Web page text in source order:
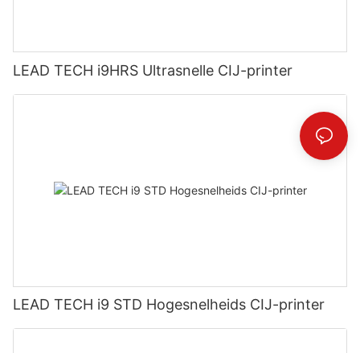
LEAD TECH i9HRS Ultrasnelle CIJ-printer
LEAD TECH i9 STD Hogesnelheids CIJ-printer